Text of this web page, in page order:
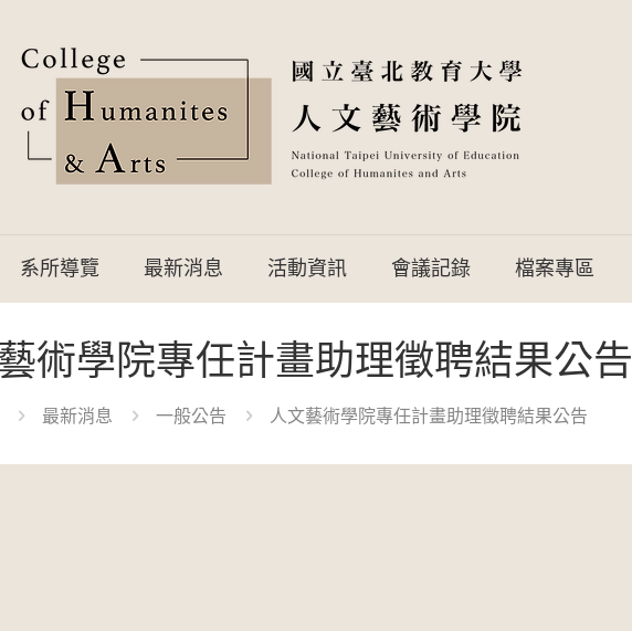
系所導覽 最新消息 活動資訊 會議記錄 檔案專區
術學院專任計畫助理徵聘結果公告
最新消息 一般公告 人文藝術學院專任計畫助理徵聘結果公告